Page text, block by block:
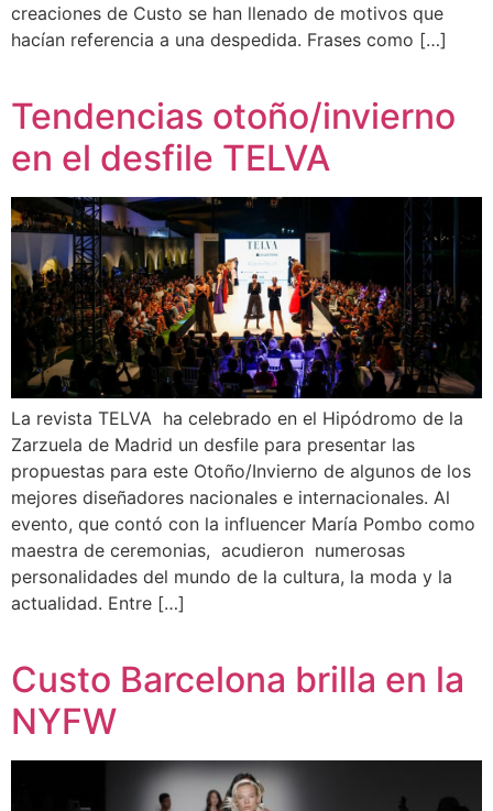
creaciones de Custo se han llenado de motivos que
hacían referencia a una despedida. Frases como […]
Tendencias otoño/invierno
en el desfile TELVA
La revista TELVA ha celebrado en el Hipódromo de la
Zarzuela de Madrid un desfile para presentar las
propuestas para este Otoño/Invierno de algunos de los
mejores diseñadores nacionales e internacionales. Al
evento, que contó con la influencer María Pombo como
maestra de ceremonias, acudieron numerosas
personalidades del mundo de la cultura, la moda y la
actualidad. Entre […]
Custo Barcelona brilla en la
NYFW